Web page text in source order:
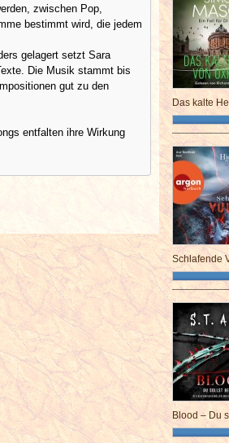
zwischen Pop,
bestimmt wird, die jedem
gelagert setzt Sara
Die Musik stammt bis
gut zu den
entfalten ihre Wirkung
Das kalte
Schlafende
Blood – Du